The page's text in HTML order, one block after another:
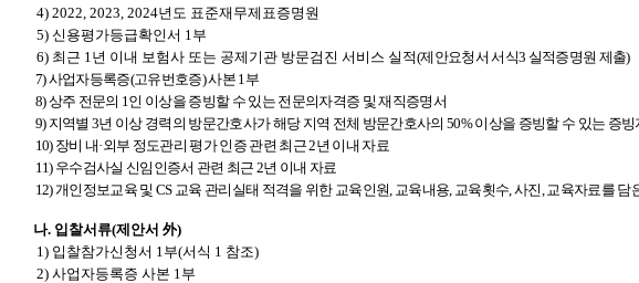
4) 2022, 2023, 2024년도 표준재무제표증명원
5) 신용평가등급확인서 1부
6) 최근 1년 이내 보험사 또는 공제기관 방문검진 서비스 실적(제안요청서 서식3 실적증명원 제출)
7)사업자등록증(고유번호증) 사본 1부
8)상주 전문의 1인 이상을 증빙할 수 있는 전문의자격증 및 재직증명서
9) 지역별 3년 이상 경력의 방문간호사가 해당 지역 전체 방문간호사의 50% 이상을 증빙할 수 있는 증
10) 장비 내·외부 정도관리 평가 인증 관련 최근 2년 이내 자료
11) 우수검사실 신임인증서 관련 최근 2년 이내 자료
12) 개인정보교육 및 CS 교육 관리실태 적격을 위한 교육인원, 교육내용, 교육횟수, 사진, 교육자료를 담
나. 입찰서류(제안서 外)
1) 입찰참가신청서 1부(서식 1 참조)
2) 사업자등록증 사본 1부